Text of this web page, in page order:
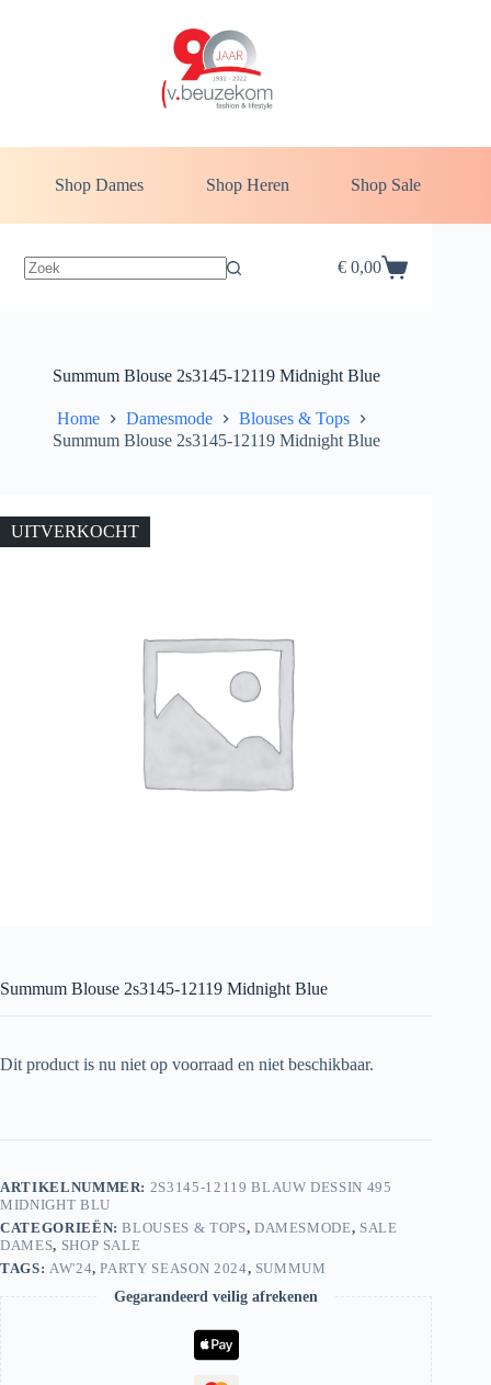
Shop Dames Shop Heren Shop Sale
Winkelwagen
€0,00
Summum Blouse 2s3145-12119 Midnight Blue
Home Damesmode
Blouses & Tops
Summum Blouse 2s3145-12119 Midnight Blue
UITVERKOCHT
Summum Blouse 2s3145-12119 Midnight Blue
Dit product is nu niet op voorraad en niet beschikbaar.
ARTIKELNUMMER: 2S3145-12119 BLAUW DESSIN 495
MIDNIGHT BLU
CATEGORIEËN:BLOUSES & TOPS, DAMESMODE, SALE
DAMES, SHOP SALE
TAGS: AW'24,PARTY SEASON 2024, SUMMUM
Gegarandeerd veilig afrekenen